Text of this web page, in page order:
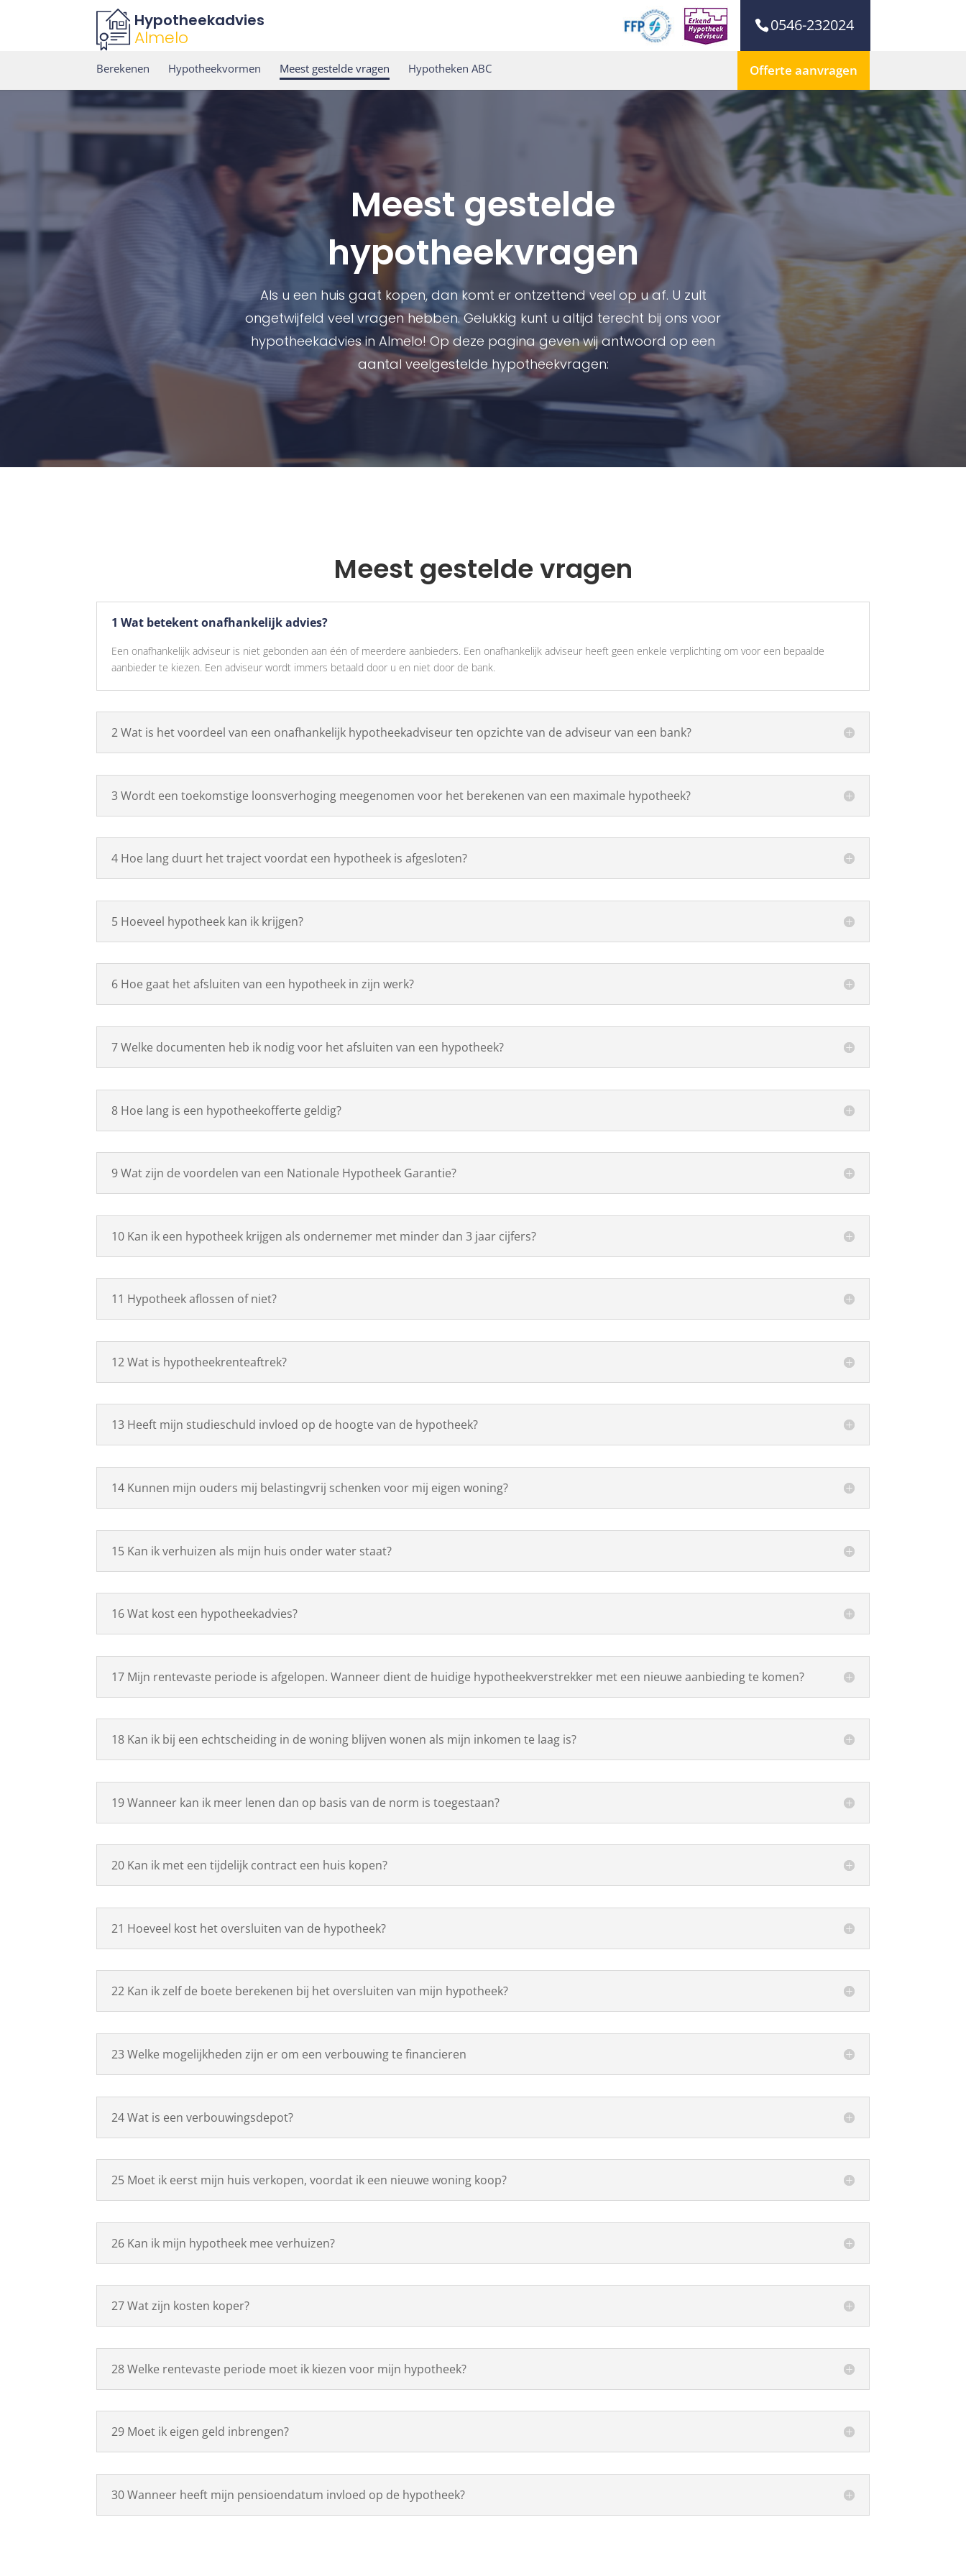
Hypotheekadvies
Almelo
0546-232024
Berekenen Hypotheekvormen Meest gestelde vragen Hypotheken ABC Offerte aanvragen
Meest gestelde
hypotheekvragen
Als u een huis gaat kopen, dan komt er ontzettend veel op u af. U zult
ongetwijfeld veel vragen hebben. Gelukkig kunt u altijd terecht bij ons voor
hypotheekadvies in Almelo! Op deze pagina geven wij antwoord op een
aantal veelgestelde hypotheekvragen:
Meest gestelde vragen
1 Wat betekent onafhankelijk advies?
Een onafhankelijk adviseur is niet gebonden aan één of meerdere aanbieders. Een onafhankelijk adviseur heeft geen enkele verplichting om voor een bepaalde
aanbieder te kiezen. Een adviseur wordt immers betaald door u en niet door de bank.
2 Wat is het voordeel van een onafhankelijk hypotheekadviseur ten opzichte van de adviseur van een bank?
3 Wordt een toekomstige loonsverhoging meegenomen voor het berekenen van een maximale hypotheek?
4 Hoe lang duurt het traject voordat een hypotheek is afgesloten?
5 Hoeveel hypotheek kan ik krijgen?
6 Hoe gaat het afsluiten van een hypotheek in zijn werk?
7 Welke documenten heb ik nodig voor het afsluiten van een hypotheek?
8 Hoe lang is een hypotheekofferte geldig?
9 Wat zijn de voordelen van een Nationale Hypotheek Garantie?
10 Kan ik een hypotheek krijgen als ondernemer met minder dan 3 jaar cijfers?
11 Hypotheek aflossen of niet?
12 Wat is hypotheekrenteaftrek?
13 Heeft mijn studieschuld invloed op de hoogte van de hypotheek?
14 Kunnen mijn ouders mij belastingvrij schenken voor mij eigen woning?
15 Kan ik verhuizen als mijn huis onder water staat?
16 Wat kost een hypotheekadvies?
17 Mijn rentevaste periode is afgelopen. Wanneer dient de huidige hypotheekverstrekker met een nieuwe aanbieding te komen?
18 Kan ik bij een echtscheiding in de woning blijven wonen als mijn inkomen te laag is?
19 Wanneer kan ik meer lenen dan op basis van de norm is toegestaan?
20 Kan ik met een tijdelijk contract een huis kopen?
21 Hoeveel kost het oversluiten van de hypotheek?
22 Kan ik zelf de boete berekenen bij het oversluiten van mijn hypotheek?
23 Welke mogelijkheden zijn er om een verbouwing te financieren
24 Wat is een verbouwingsdepot?
25 Moet ik eerst mijn huis verkopen, voordat ik een nieuwe woning koop?
26 Kan ik mijn hypotheek mee verhuizen?
27 Wat zijn kosten koper?
28 Welke rentevaste periode moet ik kiezen voor mijn hypotheek?
29 Moet ik eigen geld inbrengen?
30 Wanneer heeft mijn pensioendatum invloed op de hypotheek?